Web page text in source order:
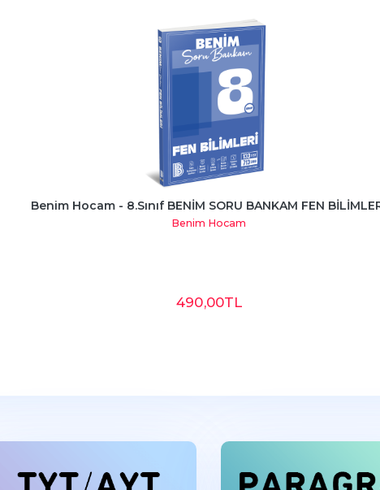
Benim Hocam - 8.Sınıf BENİM SORU BANKAM FEN
Benim Hocam
490,00TL